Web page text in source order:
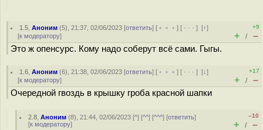
1.5 ,Аноним (5), 21:37, 02/06/2023 [ответить] [ ﹢﹢﹢] [ · · ·][↑]
[к модератору]
+9
+ / –
Это ж опенсурс. Кому надо соберут всё сами. Гыгы.
1.6 ,Аноним (6), 21:38, 02/06/2023 [ответить] [ ﹢﹢﹢] [ · · ·][↓]
[к модератору]
+17
+ / –
Очередной гвоздь в крышку гроба красной шапки
2.8 ,Аноним (8), 21:44, 02/06/2023 [^] [^^] [^^^] [ответить]
[к модератору]
–10
+ / –